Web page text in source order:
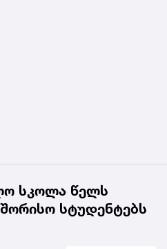
სკოლა წელს
სტუდენტებს